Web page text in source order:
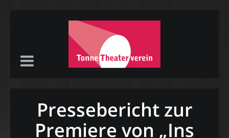
Pressebericht zur
Premiere von „Ins